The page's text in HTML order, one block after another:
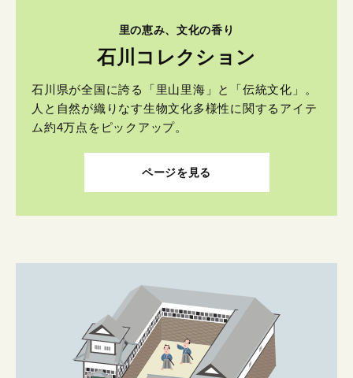
里の恵み、文化の香り
石川コレクション
石川県が全国に誇る「里山里海」と「伝統文化」。
人と自然が織りなす生物文化多様性に関するアイテ
ム約4万点をピックアップ。
ページを見る